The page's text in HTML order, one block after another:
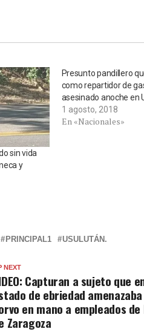
sin vida
y
Presunto pandillero
como repartidor de
asesinado anoche en
1 agosto, 2018
En «Nacionales»
PRINCIPAL1 USULUTÁN.
NEXT
Capturan a sujeto que
de ebriedad
en mano a empleados de
Zaragoza